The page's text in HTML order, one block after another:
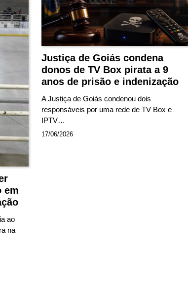
em
ao
na
Justiça de Goiás condena
donos de TV Box pirata a 9
anos de prisão e indenização
A Justiça de Goiás condenou dois
responsáveis por uma rede de TV Box e
IPTV…
17/06/2026